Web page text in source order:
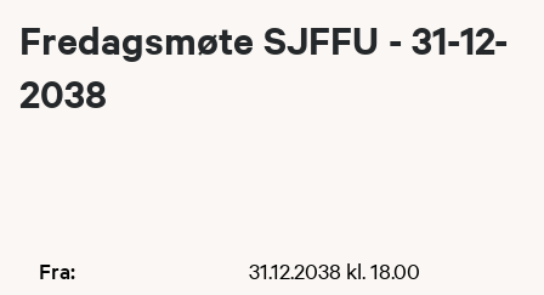
Fredagsmøte SJFFU - 31-12-
2038
Fra: 31.12.2038 kl. 18.00